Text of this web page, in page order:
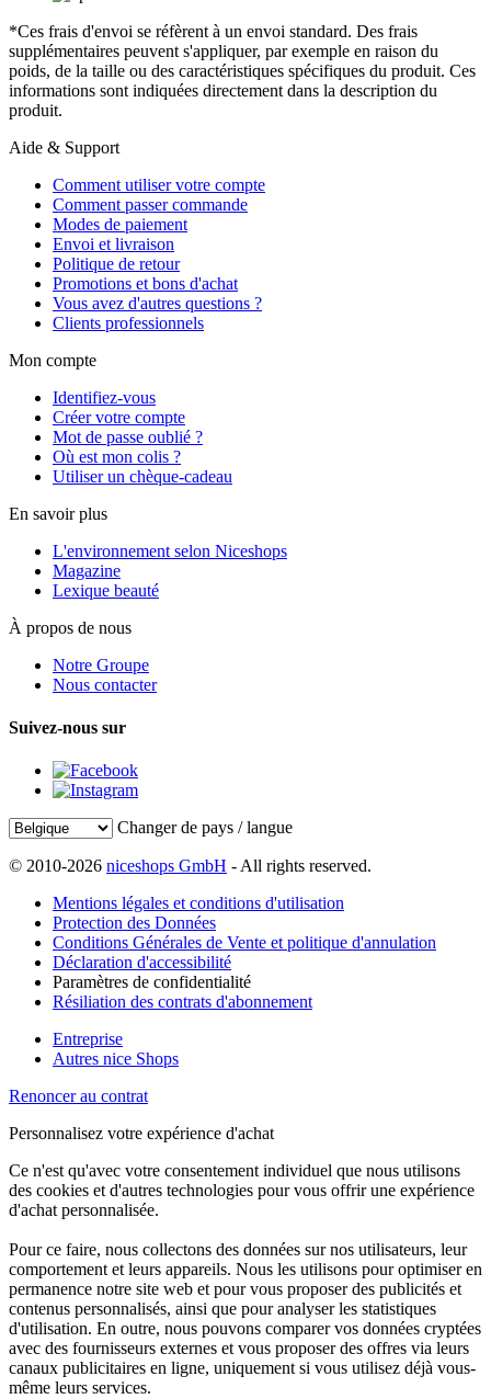
*Ces frais d'envoi se réfèrent à un envoi standard. Des frais
supplémentaires peuvent s'appliquer, par exemple en raison du
poids, de la taille ou des caractéristiques spécifiques du produit. Ces
informations sont indiquées directement dans la description du
produit.
Aide & Support
Comment utiliser votre compte
Comment passer commande
Modes de paiement
Envoi et livraison
Politique de retour
Promotions et bons d'achat
Vous avez d'autres questions ?
Clients professionnels
Mon compte
Identifiez-vous
Créer votre compte
Mot de passe oublié ?
Où est mon colis ?
Utiliser un chèque-cadeau
En savoir plus
L'environnement selon Niceshops
Magazine
Lexique beauté
À propos de nous
Notre Groupe
Nous contacter
Suivez-nous sur
Changer de pays / langue
© 2010-2026 niceshops GmbH - All rights reserved.
Mentions légales et conditions d'utilisation
Protection des Données
Conditions Générales de Vente et politique d'annulation
Déclaration d'accessibilité
Paramètres de confidentialité
Résiliation des contrats d'abonnement
Entreprise
Autres nice Shops
Renoncer au contrat
Personnalisez votre expérience d'achat
Ce n'est qu'avec votre consentement individuel que nous utilisons
des cookies et d'autres technologies pour vous offrir une expérience
d'achat personnalisée.
Pour ce faire, nous collectons des données sur nos utilisateurs, leur
comportement et leurs appareils. Nous les utilisons pour optimiser en
permanence notre site web et pour vous proposer des publicités et
contenus personnalisés, ainsi que pour analyser les statistiques
d'utilisation. En outre, nous pouvons comparer vos données cryptées
avec des fournisseurs externes et vous proposer des offres via leurs
canaux publicitaires en ligne, uniquement si vous utilisez déjà vous-
même leurs services.